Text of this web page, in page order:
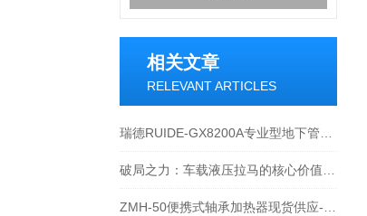
相关文章
RELEVANT ARTICLES